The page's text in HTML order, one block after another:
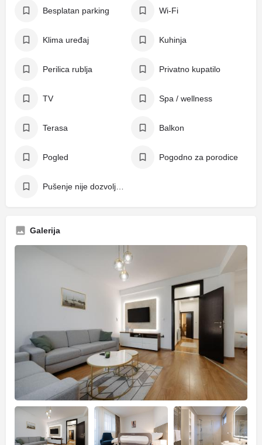
Besplatan parking Wi-Fi
Klima uređaj Kuhinja
Perilica rublja Privatno kupatilo
TV Spa / wellness
Terasa Balkon
Pogled Pogodno za porodice
Galerija